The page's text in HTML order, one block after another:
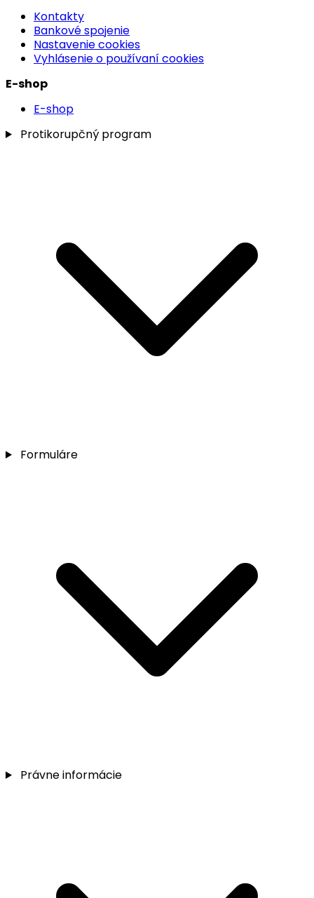
Kontakty
Bankové spojenie
Nastavenie cookies
Vyhlásenie o používaní cookies
E-shop
E-shop
Protikorupčný program
Formuláre
Právne informácie